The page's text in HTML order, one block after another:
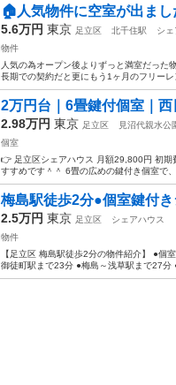
🏠人気物件に空室が出ま
5.6万円 東京 足立区 北千住駅
シェ
物件
人気の為オープン後よりずっと満室だった
長期での契約だと更にもう1ヶ月のフリーレ
2万円台｜6畳鍵付個室｜
2.98万円 東京 足立区 見沼代親水公
個室
👉 足立区シェアハウス 月額29,800円 初期
すすめです＾＾ 6畳の広めの鍵付き個室で
梅島駅徒歩2分●個室鍵付
2.5万円 東京 足立区
シェアハウス
物件
【足立区 梅島駅徒歩2分の物件紹介】 ●個
御徒町駅まで23分 ●梅島～浅草駅まで27分